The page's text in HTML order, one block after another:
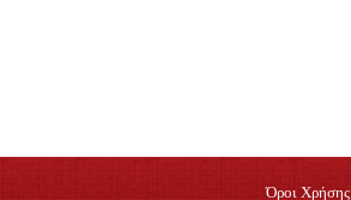
Όροι Χρήσης